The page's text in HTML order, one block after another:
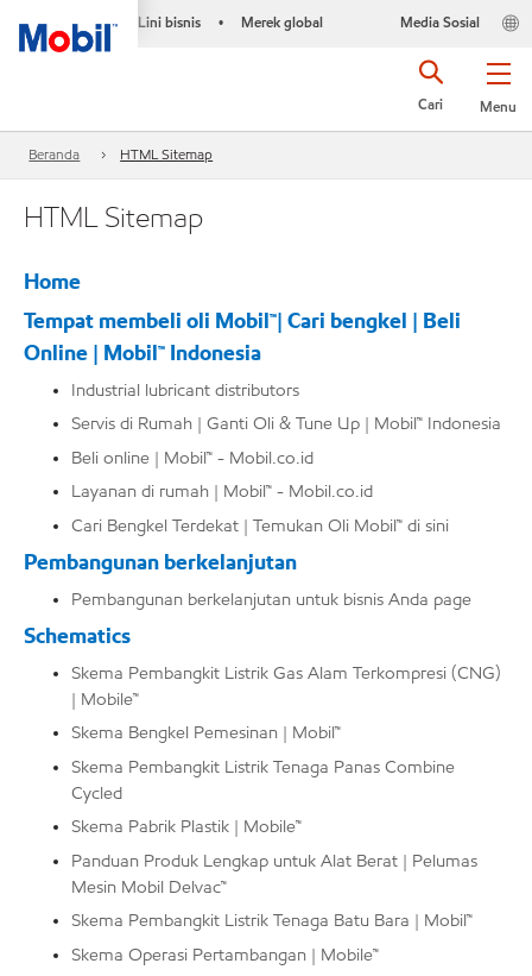
Lini bisnis • Merek global Media Sosial
Menu
Cari
Beranda HTML Sitemap
HTML Sitemap
Home
Tempat membeli oli Mobil™| Cari bengkel | Beli
Online | Mobil™ Indonesia
Industrial lubricant distributors
Servis di Rumah | Ganti Oli & Tune Up | Mobil™ Indonesia
Beli online | Mobil™ - Mobil.co.id
Layanan di rumah | Mobil™ - Mobil.co.id
Cari Bengkel Terdekat | Temukan Oli Mobil™ di sini
Pembangunan berkelanjutan
Pembangunan berkelanjutan untuk bisnis Anda page
Schematics
Skema Pembangkit Listrik Gas Alam Terkompresi (CNG)
| Mobile™
Skema Bengkel Pemesinan | Mobil™
Skema Pembangkit Listrik Tenaga Panas Combine
Cycled
Skema Pabrik Plastik | Mobile™
Panduan Produk Lengkap untuk Alat Berat | Pelumas
Mesin Mobil Delvac™
Skema Pembangkit Listrik Tenaga Batu Bara | Mobil™
Skema Operasi Pertambangan | Mobile™